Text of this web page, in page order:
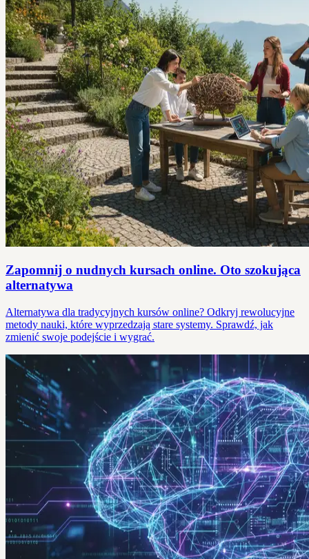
Zapomnij o nudnych kursach online. Oto szokująca
alternatywa
Alternatywa dla tradycyjnych kursów online? Odkryj rewolucyjne
metody nauki, które wyprzedzają stare systemy. Sprawdź, jak
zmienić swoje podejście i wygrać.